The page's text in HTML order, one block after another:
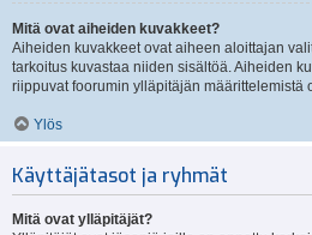
Mitä ovat aiheiden kuvakkeet?
Aiheiden kuvakkeet ovat aiheen aloittajan
tarkoitus kuvastaa niiden sisältöä. Aiheiden
riippuvat foorumin ylläpitäjän määrittelemistä
Ylös
Käyttäjätasot ja ryhmät
Mitä ovat ylläpitäjät?